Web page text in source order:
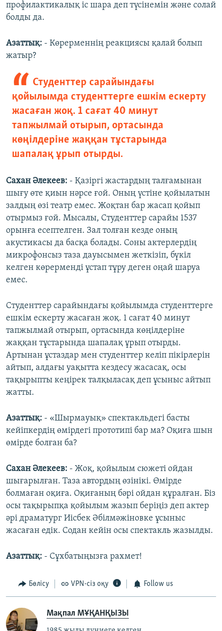
профилактикалық іс шара деп түсінемін және солай
болды да.
Азаттық: - Көрерменнің реакциясы қалай болып
жатыр?
Студенттер сарайындағы
қойылымда студенттерге ешкім ескерту
жасаған жоқ. 1 сағат 40 минут
тапжылмай отырып, ортасында
көңілдеріне жаққан тұстарында
шапалақ ұрып отырды.
Сахан Әлекеев: - Қазіргі жастардың талғамынан
шығу өте қиын нәрсе ғой. Оның үстіне қойылатын
залдың өзі театр емес. Жоқтан бар жасап қойып
отырмыз ғой. Мысалы, Студенттер сарайы 1537
орынға есептелген. Зал толған кезде оның
акустикасы да басқа болады. Соны актерлердің
микрофонсыз таза дауысымен жеткізіп, бүкіл
келген көрерменді ұстап тұру деген оңай шаруа
емес.
Студенттер сарайындағы қойылымда студенттерге
ешкім ескерту жасаған жоқ. 1 сағат 40 минут
тапжылмай отырып, ортасында көңілдеріне
жаққан тұстарында шапалақ ұрып отырды.
Артынан ұстаздар мен студенттер келіп пікірлерін
айтып, алдағы уақытта кездесу жасасақ, осы
тақырыпты кеңірек талқыласақ деп ұсыныс айтып
жатты.
Азаттық: - «Шырмауық» спектакльдегі басты
кейіпкердің өмірдегі прототипі бар ма? Оқиға шын
өмірде болған ба?
Сахан Әлекеев: - Жоқ, қойылым сюжеті ойдан
шығарылған. Таза автордың өзінікі. Өмірде
болмаған оқиға. Оқиғаның бәрі ойдан құралған. Біз
осы тақырыпқа қойылым жазып беріңіз деп актер
әрі драматург Иісбек Әбілмәжіновке ұсыныс
жасаған едік. Содан кейін осы спектакль жазылды.
Азаттық: - Сұхбатыңызға рахмет!
Бөлісу VPN-сіз оқу Follow us
Мақпал МҰҚАНҚЫЗЫ